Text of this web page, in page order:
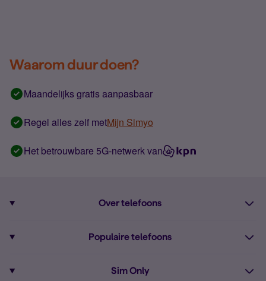
Waarom duur doen?
Maandelijks gratis aanpasbaar
Regel alles zelf metMijn Simyo
Het betrouwbare 5G-netwerk van
Over telefoons
Alle telefoons
Populaire telefoons
Sim Only